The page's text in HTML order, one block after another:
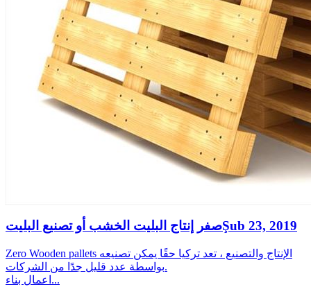
صفر إنتاج البليت الخشب أو تصنيع البليتŞub 23, 2019
Zero Wooden pallets الإنتاج والتصنيع ، تعد تركيا حقًا يمكن تصنيعه
بواسطة عدد قليل جدًا من الشركات.
اعمال بناء...